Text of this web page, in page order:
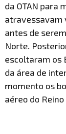
da OTAN para
atravessavam
antes de
Norte.
escoltaram os
da área de
momento os
aéreo do Reino